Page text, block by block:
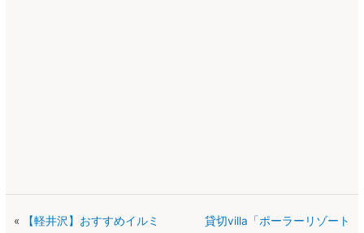
«
【軽井沢】おすすめイルミ
貸切villa「ポーラーリゾート